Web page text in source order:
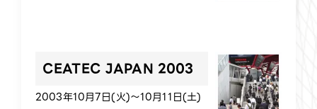
CEATEC JAPAN 2003
2003年10月7日(火)～10月11日(土)